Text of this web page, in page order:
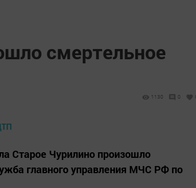
смертельное
1130 0
Старое Чурилино произошло
главного управления МЧС РФ по